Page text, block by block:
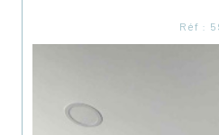
Réf :